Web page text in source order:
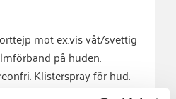
mot ex.vis våt/svettig
på huden.
Klisterspray för hud.